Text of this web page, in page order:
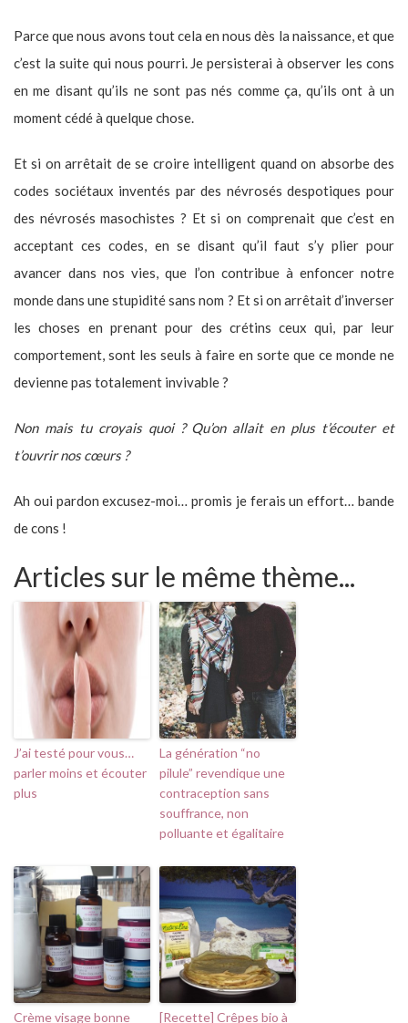
Parce que nous avons tout cela en nous dès la naissance, et que
c’est la suite qui nous pourri. Je persisterai à observer les cons
en me disant qu’ils ne sont pas nés comme ça, qu’ils ont à un
moment cédé à quelque chose.
Et si on arrêtait de se croire intelligent quand on absorbe des
codes sociétaux inventés par des névrosés despotiques pour
des névrosés masochistes ? Et si on comprenait que c’est en
acceptant ces codes, en se disant qu’il faut s’y plier pour
avancer dans nos vies, que l’on contribue à enfoncer notre
monde dans une stupidité sans nom ? Et si on arrêtait d’inverser
les choses en prenant pour des crétins ceux qui, par leur
comportement, sont les seuls à faire en sorte que ce monde ne
devienne pas totalement invivable ?
Non mais tu croyais quoi ? Qu’on allait en plus t’écouter et
t’ouvrir nos cœurs ?
Ah oui pardon excusez-moi… promis je ferais un effort… bande
de cons !
Articles sur le même thème...
J’ai testé pour vous…
parler moins et écouter
plus
La génération “no
pilule” revendique une
contraception sans
souffrance, non
polluante et égalitaire
Crème visage bonne [Recette] Crêpes bio à